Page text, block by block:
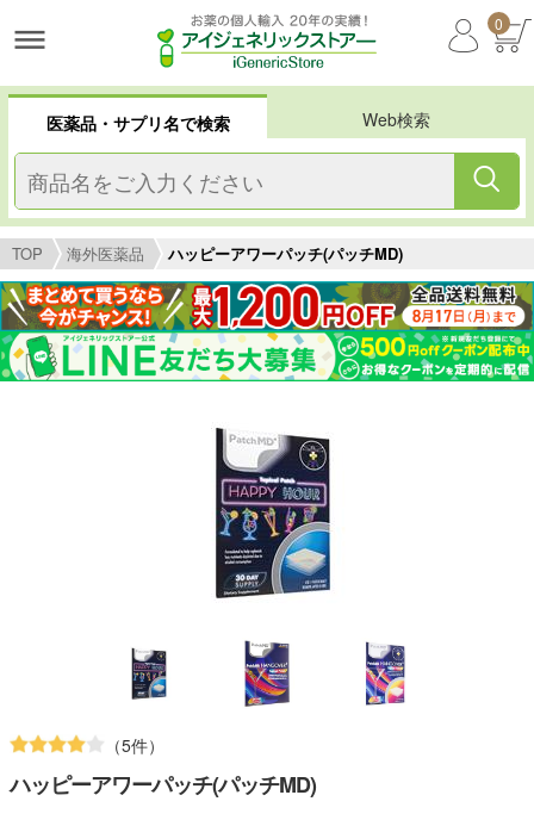
0
医薬品・サプリ名で検索 Web検索
TOP 海外医薬品 ハッピーアワーパッチ(パッチMD)
（5件）
ハッピーアワーパッチ(パッチMD)